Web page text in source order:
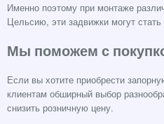
Именно поэтому при монтаже
Цельсию, эти задвижки могут
Мы поможем с
Если вы хотите приобрести
клиентам обширный выбор
снизить розничную цену.